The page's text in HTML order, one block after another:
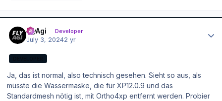
FlyAgi Developer
July 3, 20242 yr
Ja, das ist normal, also technisch gesehen. Sieht so aus, als
müsste die Wassermaske, die für XP12.0.9 und das
Standardmesh nötig ist, mit Ortho4xp entfernt werden. Probier